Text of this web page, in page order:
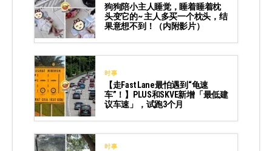
狗狗陪小主人睡觉，睡着睡着枕
头变它的~ 主人多买一个枕头，结
果意想不到！（内附影片）
时事
【走Fast Lane最怕遇到“龟速
车”！】PLUS和SKVE新增「最低建
议车速」，试跑3个月
时事